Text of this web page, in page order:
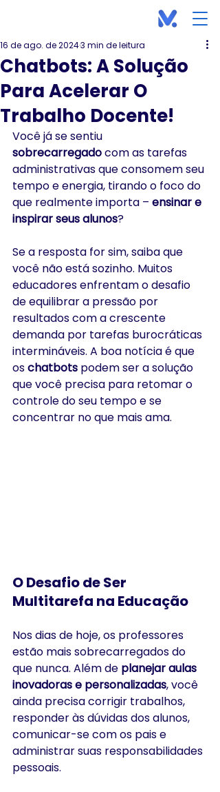
Chatbots: A Solução
Para Acelerar O
Trabalho Docente!
16 de ago. de 20243 min de leitura
Você já se sentiu
sobrecarregado com as tarefas
administrativas que consomem seu
tempo e energia, tirando o foco do
que realmente importa – ensinar e
inspirar seus alunos?
Se a resposta for sim, saiba que
você não está sozinho. Muitos
educadores enfrentam o desafio
de equilibrar a pressão por
resultados com a crescente
demanda por tarefas burocráticas
intermináveis. A boa notícia é que
os chatbots podem ser a solução
que você precisa para retomar o
controle do seu tempo e se
concentrar no que mais ama.
O Desafio de Ser
Multitarefa na Educação
Nos dias de hoje, os professores
estão mais sobrecarregados do
que nunca. Além de planejar aulas
inovadoras e personalizadas, você
ainda precisa corrigir trabalhos,
responder às dúvidas dos alunos,
comunicar-se com os pais e
administrar suas responsabilidades
pessoais.